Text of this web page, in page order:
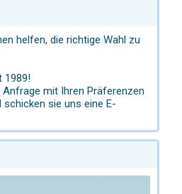
helfen, die richtige Wahl zu
1989!
mit Ihren Präferenzen
sie uns eine E-